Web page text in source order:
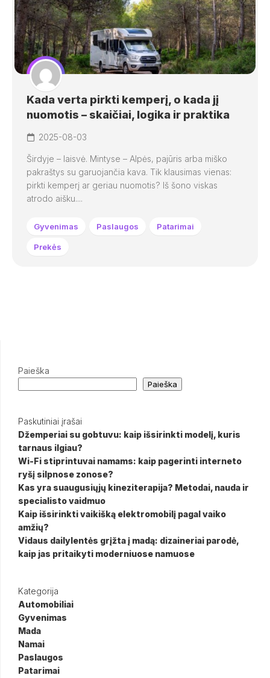
Kada verta pirkti kemperį, o kada jį
nuomotis – skaičiai, logika ir praktika
2025-08-03
Širdyje – laisvė. Mintyse – Alpės, pajūris arba miško
pakraštys su garuojančia kava. Tik klausimas vienas:
pirkti kemperį ar geriau nuomotis? Iš šono viskas
atrodo aišku....
Gyvenimas Paslaugos Patarimai
Prekės
Paieška
Paieška
Paskutiniai įrašai
Džemperiai su gobtuvu: kaip išsirinkti modelį, kuris
tarnaus ilgiau?
Wi-Fi stiprintuvai namams: kaip pagerinti interneto
ryšį silpnose zonose?
Kas yra suaugusiųjų kineziterapija? Metodai, nauda ir
specialisto vaidmuo
Kaip išsirinkti vaikišką elektromobilį pagal vaiko
amžių?
Vidaus dailylentės grįžta į madą: dizaineriai parodė,
kaip jas pritaikyti moderniuose namuose
Kategorija
Automobiliai
Gyvenimas
Mada
Namai
Paslaugos
Patarimai